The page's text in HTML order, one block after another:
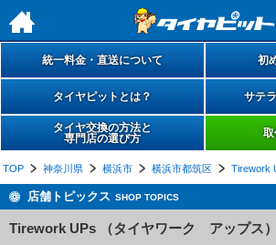
h
統一料金・直送について 初
タイヤピットとは？ サテ
タイヤ交換の方法と
専門店の選び方
取
TOP 神奈川県 横浜市 横浜市都筑区 Tirework
店舗トピックス SHOP TOPICS
Tirework UPs （タイヤワーク アップス）